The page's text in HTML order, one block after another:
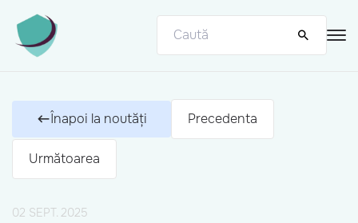
Înapoi la noutăți Precedenta
Următoarea
02 SEPT. 2025